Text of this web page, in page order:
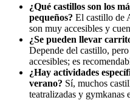
¿Qué castillos son los
pequeños? El castillo de
son muy accesibles y
¿Se pueden llevar
Depende del castillo,
accesibles; es
¿Hay actividades
verano? Sí, muchos
teatralizadas y gymkanas